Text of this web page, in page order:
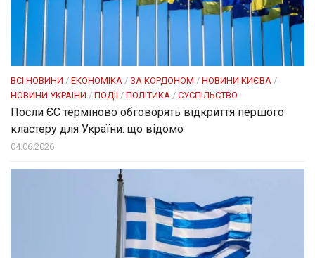
ВСІ НОВИНИ / ЕКОНОМІКА / ЗА КОРДОНОМ / НОВИНИ КИЄВА /
НОВИНИ УКРАЇНИ / ПОДІЇ / ПОЛІТИКА / СУСПІЛЬСТВО
Посли ЄC терміново обговорять відкриття першого
кластеру для України: що відомо
04.06.2026